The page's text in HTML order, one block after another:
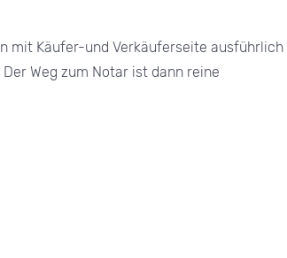
mit Käufer-und Verkäuferseite ausführlich
Weg zum Notar ist dann reine